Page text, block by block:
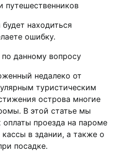
путешественников
находиться
ошибку.
данному вопросу
недaлеко от
туристическим
оcтрова многие
В этой статье мы
проезда на парoме
в здании, а также о
посадке.